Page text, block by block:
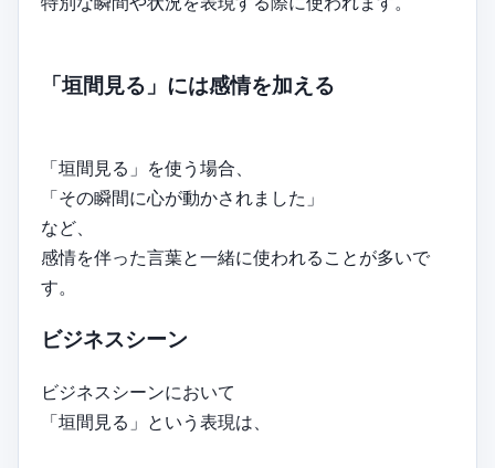
「垣間見る」には感情を加える
「垣間見る」を使う場合、
「その瞬間に心が動かされました」
など、
感情を伴った言葉と一緒に使われることが多いで
す。
ビジネスシーン
ビジネスシーンにおいて
「垣間見る」という表現は、